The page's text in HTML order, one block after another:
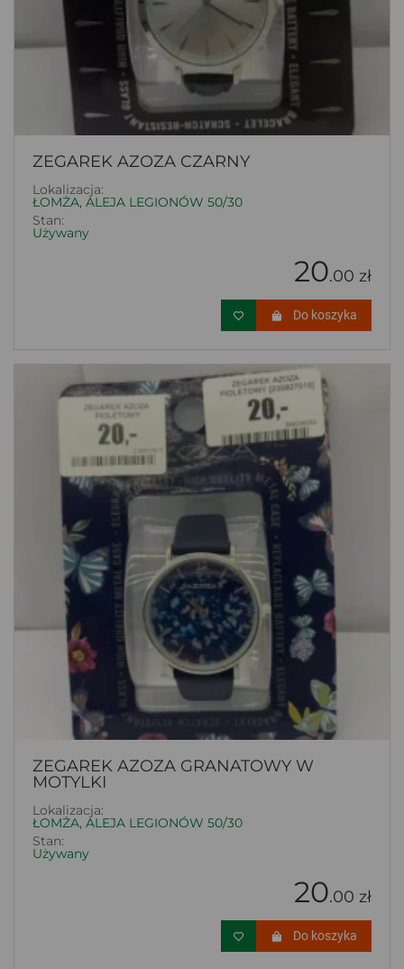
ZEGAREK AZOZA CZARNY
Lokalizacja:
ŁOMŻA, ALEJA LEGIONÓW 50/30
Stan:
Używany
20.00 zł
Do koszyka
ZEGAREK AZOZA GRANATOWY W
MOTYLKI
Lokalizacja:
ŁOMŻA, ALEJA LEGIONÓW 50/30
Stan:
Używany
20.00 zł
Do koszyka